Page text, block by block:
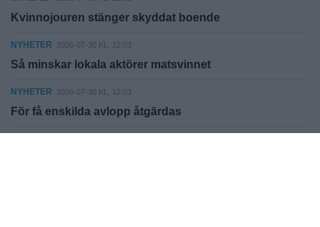
Kvinnojouren stänger skyddat boende
NYHETER 2026-07-30 KL. 12:03
Så minskar lokala aktörer matsvinnet
NYHETER 2026-07-30 KL. 12:03
För få enskilda avlopp åtgärdas